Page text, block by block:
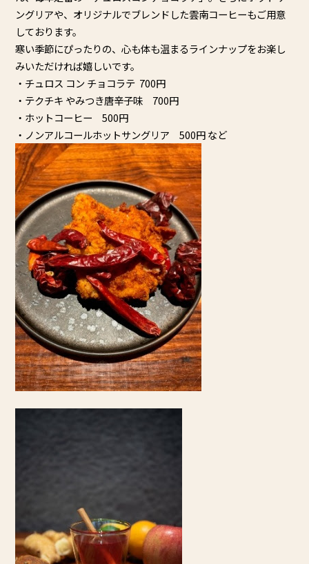
ングリアや、 オリジナルでブレンドした雲南コーヒーもご用意
しております。
寒い季節にぴったりの、心も体も温まるラインナップをお楽し
みいただければ嬉しいです。
・チュロス コン チョコラテ 700円
・テクチキ やみつき唐辛子味 700円
・ホットコーヒー 500円
・ノンアルコールホットサングリア 500円 など